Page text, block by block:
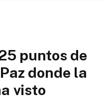
puntos de
donde la
visto